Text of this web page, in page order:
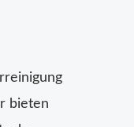
bieten